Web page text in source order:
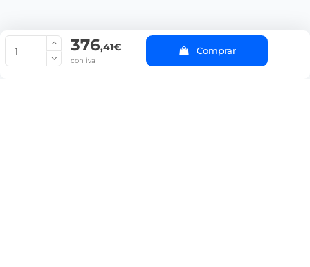
376,41€
con iva
Comprar
© Copyright 2022 PepeBar.com |
Aviso legal y
Condiciones generales de compra |